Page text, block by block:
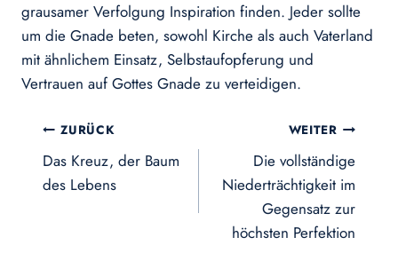
grausamer Verfolgung Inspiration finden. Jeder sollte
um die Gnade beten, sowohl Kirche als auch Vaterland
mit ähnlichem Einsatz, Selbstaufopferung und
Vertrauen auf Gottes Gnade zu verteidigen.
Beitragsnavigation
ZURÜCK
Das Kreuz, der Baum
des Lebens
WEITER
Die vollständige
Niederträchtigkeit im
Gegensatz zur
höchsten Perfektion